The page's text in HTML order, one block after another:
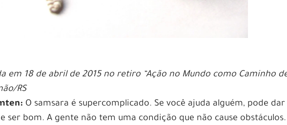
em 18 de abril de 2015 no retiro “Ação no Mundo como Caminho
RS
O samsara é supercomplicado. Se você ajuda alguém, pode dar
ser bom. A gente não tem uma condição que não cause obstáculos.